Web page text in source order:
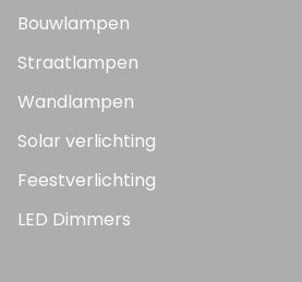
Bouwlampen
Straatlampen
Wandlampen
Solar verlichting
Feestverlichting
LED Dimmers